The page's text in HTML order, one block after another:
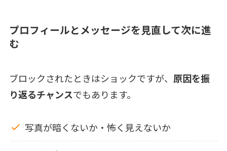
プロフィールとメッセージを見直して次に進
む
ブロックされたときはショックですが、 原因を振
り返るチャンスでもあります。
写真が暗くないか・怖く見えないか